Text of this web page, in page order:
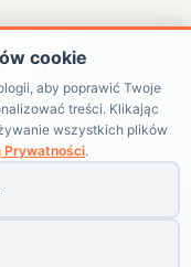
OD UMOWY
konia
cookie
aby poprawić Twoje
treści. Klikając
wszystkich plików
Prywatności.